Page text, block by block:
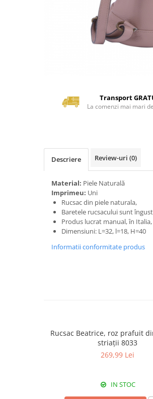
Transport
La comenzi mai mari
Descriere Review-uri (0)
Material: Piele Naturală
Imprimeu: Uni
Rucsac din piele naturala,
Baretele rucsacului sunt
Produs lucrat manual, în
Dimensiuni: L=32, l=18, H=40
Informatii conformitate produs
Rucsac Beatrice, roz prafuit
striații 8033
269,99 Lei
IN STOC